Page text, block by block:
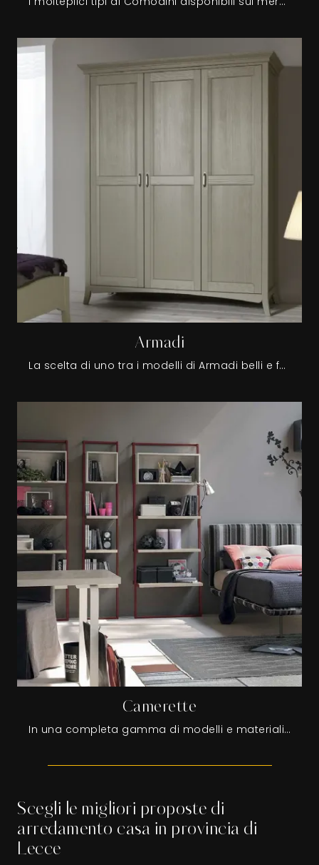
Armadi
La scelta di uno tra i modelli di Armadi belli e funzionali che proponiamo ti permetterà di avere in camera un pratico spazio in cui organizzare lenzuola, piumini, vestiti e oggettistica assortita.
Camerette
In una completa gamma di modelli e materiali di tendenza disponibili sul mercato, per certo troverai la soluzione ideale per le esigenze dei tuoi figli, unendo linee ben studiate a doti di ergonomia e sicurezza.
Scegli le migliori proposte di
arredamento casa in provincia di
Lecce